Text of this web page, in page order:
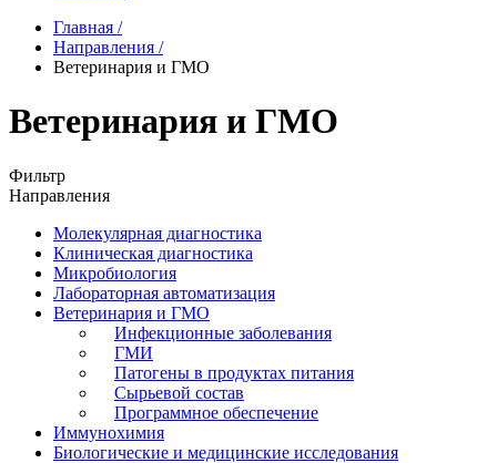
Главная /
Направления /
Ветеринария и ГМО
Ветеринария и ГМО
Фильтр
Направления
Молекулярная диагностика
Клиническая диагностика
Микробиология
Лабораторная автоматизация
Ветеринария и ГМО
Инфекционные заболевания
ГМИ
Патогены в продуктах питания
Сырьевой состав
Программное обеспечение
Иммунохимия
Биологические и медицинские исследования